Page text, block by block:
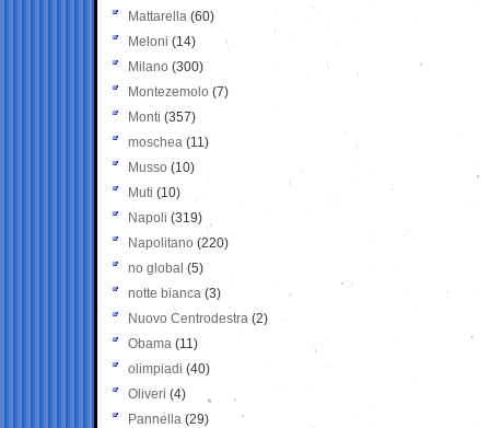
Mattarella (60)
Meloni (14)
Milano (300)
Montezemolo (7)
Monti (357)
moschea (11)
Musso (10)
Muti (10)
Napoli (319)
Napolitano (220)
no global (5)
notte bianca (3)
Nuovo Centrodestra (2)
Obama (11)
olimpiadi (40)
Oliveri (4)
Pannella (29)